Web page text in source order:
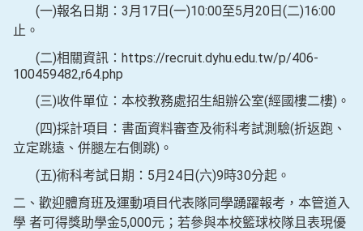
(一)報名日期：3月17日(一)10:00至5月20日(二)16:00
止。
(二)相關資訊：https://recruit.dyhu.edu.tw/p/406-
100459482,r64.php
(三)收件單位：本校教務處招生組辦公室(經國樓二樓)。
(四)採計項目：書面資料審查及術科考試測驗(折返跑、
立定跳遠、併腿左右側跳)。
(五)術科考試日期：5月24日(六)9時30分起。
二、歡迎體育班及運動項目代表隊同學踴躍報考，本管道入
學 者可得獎助學金5,000元；若參與本校籃球校隊且表現優